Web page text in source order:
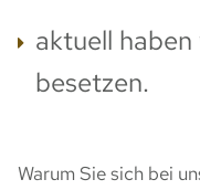
aktuell haben
besetzen.
Warum Sie sich bei